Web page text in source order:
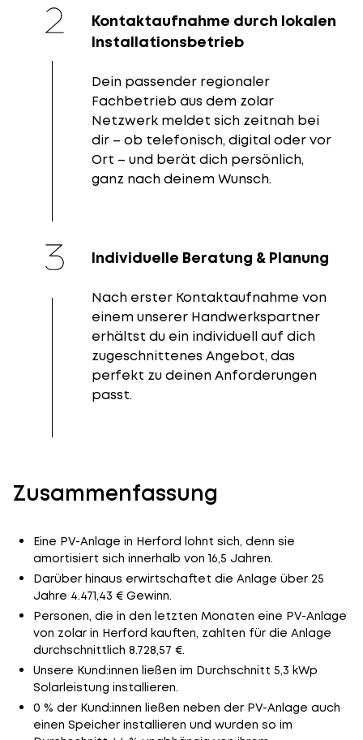
Kontaktaufnahme durch lokalen
Installationsbetrieb
Dein passender regionaler
Fachbetrieb aus dem zolar
Netzwerk meldet sich zeitnah bei
dir – ob telefonisch, digital oder vor
Ort – und berät dich persönlich,
ganz nach deinem Wunsch.
Individuelle Beratung & Planung
Nach erster Kontaktaufnahme von
einem unserer Handwerkspartner
erhältst du ein individuell auf dich
zugeschnittenes Angebot, das
perfekt zu deinen Anforderungen
passt.
Zusammenfassung
Eine PV-Anlage in Herford lohnt sich, denn sie
amortisiert sich innerhalb von 16,5 Jahren.
Darüber hinaus erwirtschaftet die Anlage über 25
Jahre 4.471,43 € Gewinn.
Personen, die in den letzten Monaten eine PV-Anlage
von zolar in Herford kauften, zahlten für die Anlage
durchschnittlich 8.728,57 €.
Unsere Kund:innen ließen im Durchschnitt 5,3 kWp
Solarleistung installieren.
0 % der Kund:innen ließen neben der PV-Anlage auch
einen Speicher installieren und wurden so im